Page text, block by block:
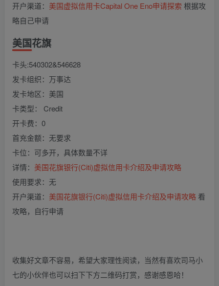
开户渠道： 美国虚拟信用卡Capital One Eno申请探索 根据攻
略自己申请
美国花旗
卡头:540302&546628
发卡组织：万事达
发卡地区：美国
卡类型： Credit
开卡费：0
首充金额：无要求
卡位：可多开，具体数量不详
详情： 美国花旗银行(Citi)虚拟信用卡介绍及申请攻略
使用要求：无
开户渠道： 美国花旗银行(Citi)虚拟信用卡介绍及申请攻略看
攻略，自行申请
收集好文章不容易，希望大家理性阅读，当然有喜欢司马小
七的小伙伴也可以扫下下方二维码打赏，感谢感恩哈！